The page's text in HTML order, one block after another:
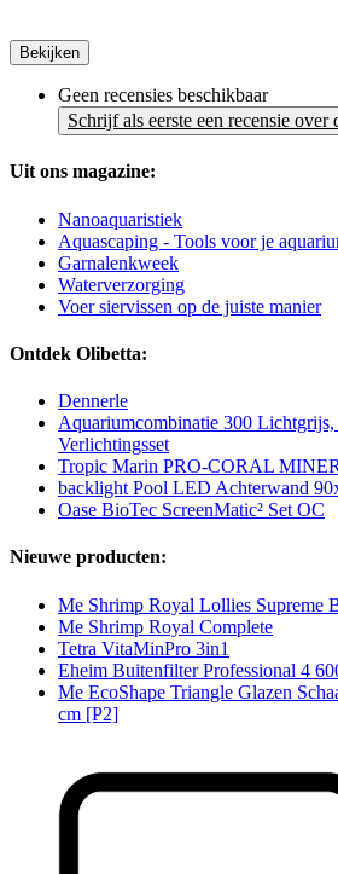
Bekijken
Geen recensies beschikbaar
Schrijf als eerste een recensie over
Uit ons magazine:
Nanoaquaristiek
Aquascaping - Tools voor je
Garnalenkweek
Waterverzorging
Voer siervissen op de juiste manier
Ontdek Olibetta:
Dennerle
Aquariumcombinatie 300
Verlichtingsset
Tropic Marin PRO-CORAL
backlight Pool LED Achterwand
Oase BioTec ScreenMatic² Set OC
Nieuwe producten:
Me Shrimp Royal Lollies Supreme
Me Shrimp Royal Complete
Tetra VitaMinPro 3in1
Eheim Buitenfilter Professional 4
Me EcoShape Triangle Glazen
cm [P2]